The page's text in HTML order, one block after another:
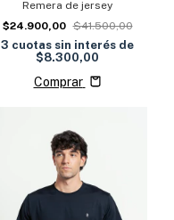
Remera de jersey
$24.900,00 $41.500,00
3 cuotas sin interés de
$8.300,00
Comprar